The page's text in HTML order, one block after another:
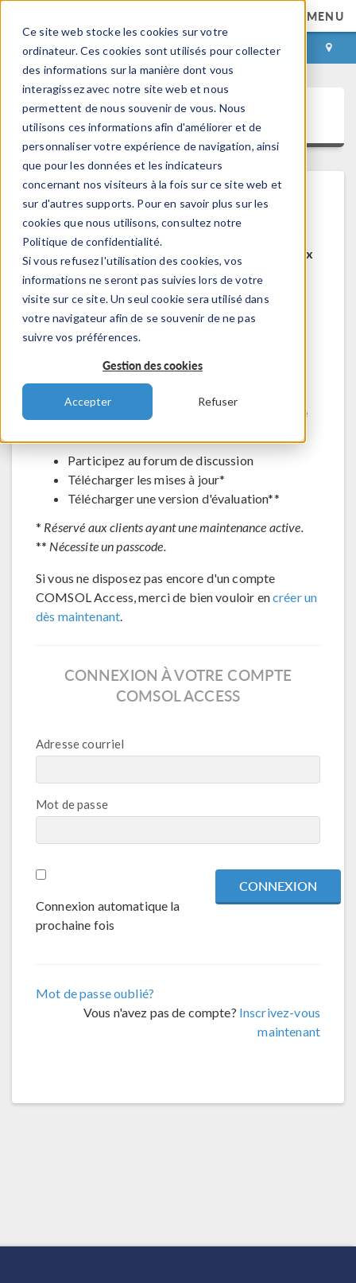
Ce site web stocke les cookies sur votre
ordinateur. Ces cookies sont utilisés pour collecter
des informations sur la manière dont vous
interagissez avec notre site web et nous
permettent de nous souvenir de vous. Nous
utilisons ces informations afin d'améliorer et de
personnaliser votre expérience de navigation, ainsi
que pour les données et les indicateurs
concernant nos visiteurs à la fois sur ce site web et
sur d'autres supports. Pour en savoir plus sur les
cookies que nous utilisons, consultez notre
Politique de confidentialité.
Si vous refusez l'utilisation des cookies, vos
informations ne seront pas suivies lors de votre
visite sur ce site. Un seul cookie sera utilisé dans
votre navigateur afin de se souvenir de ne pas
suivre vos préférences.
Gestion des cookies
Accepter Refuser
MENU
CONNEXION CONTACT
COMSOL Access
Bienvenue sur COMSOL Access
COMSOL Access est un service disponible aux
utilisateurs et contacts.
Bénéfices:
Modifier les informations de contact et de
Contacter le support technique
Voir les inscriptions aux évènements à venir
Accéder à COMSOL Exchange - partage de
Participez au forum de discussion
Télécharger les mises à jour*
Télécharger une version d'évaluation**
* Réservé aux clients ayant une maintenance active.
** Nécessite un passcode.
Si vous ne disposez pas encore d'un compte
COMSOL Access, merci de bien vouloir encréer un
dès maintenant.
CONNEXION À VOTRE COMPTE
COMSOL ACCESS
Adresse courriel
Mot de passe
Connexion automatique la
prochaine fois
Mot de passe oublié?
Vous n'avez pas de compte? Inscrivez-vous
maintenant